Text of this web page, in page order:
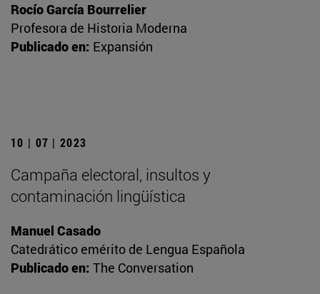
Rocío García Bourrelier
Profesora de Historia Moderna
Publicado en: Expansión
10 | 07 | 2023
Campaña electoral, insultos y
contaminación lingüística
Manuel Casado
Catedrático emérito de Lengua Española
Publicado en: The Conversation